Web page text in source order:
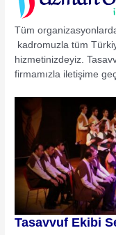
Tüm
kadromuzla tüm
hizmetinizdeyiz.
firmamızla iletişime
Tasavvuf Ekibi